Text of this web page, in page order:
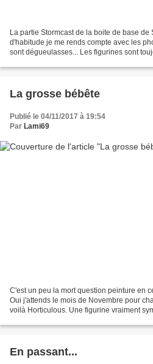
La partie Stormcast de la boite de base de
d'habitude je me rends compte avec les
sont dégueulasses... Les figurines sont
La grosse bébête
Publié le 04/11/2017 à 19:54
Par Lami69
C'est un peu la mort question peinture en
Oui j'attends le mois de Novembre pour
voilà Horticulous. Une figurine vraiment
En passant...